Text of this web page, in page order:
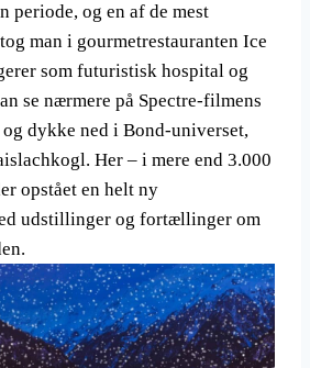
periode, og en af de mest
man i gourmetrestauranten Ice
som futuristisk hospital og
se nærmere på Spectre-filmens
dykke ned i Bond-universet,
Her – i mere end 3.000
opstået en helt ny
udstillinger og fortællinger om